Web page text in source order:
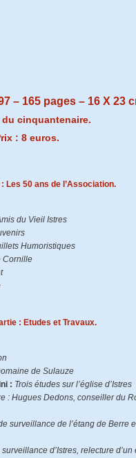
– 165 pages – 16 X 23
cinquantenaire.
: 8 euros.
Les 50 ans de l’Association.
du Vieil Istres
Humoristiques
Cornille
: Etudes et Travaux.
de Sulauze
: Trois études sur l’église d’Istres
: Hugues Dedons, conseiller du
surveillance de l’étang de Berre
d’Istres, relecture